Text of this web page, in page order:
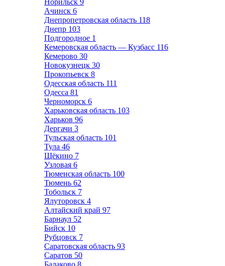
Норильск 9
Ачинск 6
Днепропетровская область 118
Днепр 103
Подгородное 1
Кемеровская область — Кузбасс 116
Кемерово 30
Новокузнецк 30
Прокопьевск 8
Одесская область 111
Одесса 81
Черноморск 6
Харьковская область 103
Харьков 96
Дергачи 3
Тульская область 101
Тула 46
Щёкино 7
Узловая 6
Тюменская область 100
Тюмень 62
Тобольск 7
Ялуторовск 4
Алтайский край 97
Барнаул 52
Бийск 10
Рубцовск 7
Саратовская область 93
Саратов 50
Балаково 8